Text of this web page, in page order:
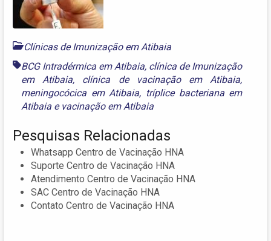
Clínicas de Imunização em Atibaia
BCG Intradérmica em Atibaia, clínica de Imunização
em Atibaia, clínica de vacinação em Atibaia,
meningocócica em Atibaia, tríplice bacteriana em
Atibaia e vacinação em Atibaia
Pesquisas Relacionadas
Whatsapp Centro de Vacinação HNA
Suporte Centro de Vacinação HNA
Atendimento Centro de Vacinação HNA
SAC Centro de Vacinação HNA
Contato Centro de Vacinação HNA